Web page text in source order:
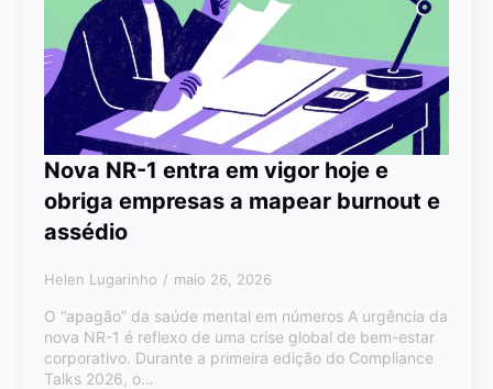
Nova NR-1 entra em vigor hoje e
obriga empresas a mapear burnout e
assédio
Helen Lugarinho maio 26, 2026
O “apagão” da saúde mental em números A urgência da
nova NR-1 é reflexo de uma crise global de bem-estar
corporativo. Durante a primeira edição do Compliance
Talks 2026, o…